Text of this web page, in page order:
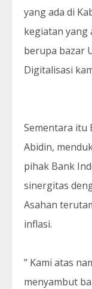
yang ada di
kegiatan yang
berupa bazar
Digitalisasi
Sementara itu
Abidin,
pihak Bank
sinergitas
Asahan
inflasi.
” Kami atas
menyambut